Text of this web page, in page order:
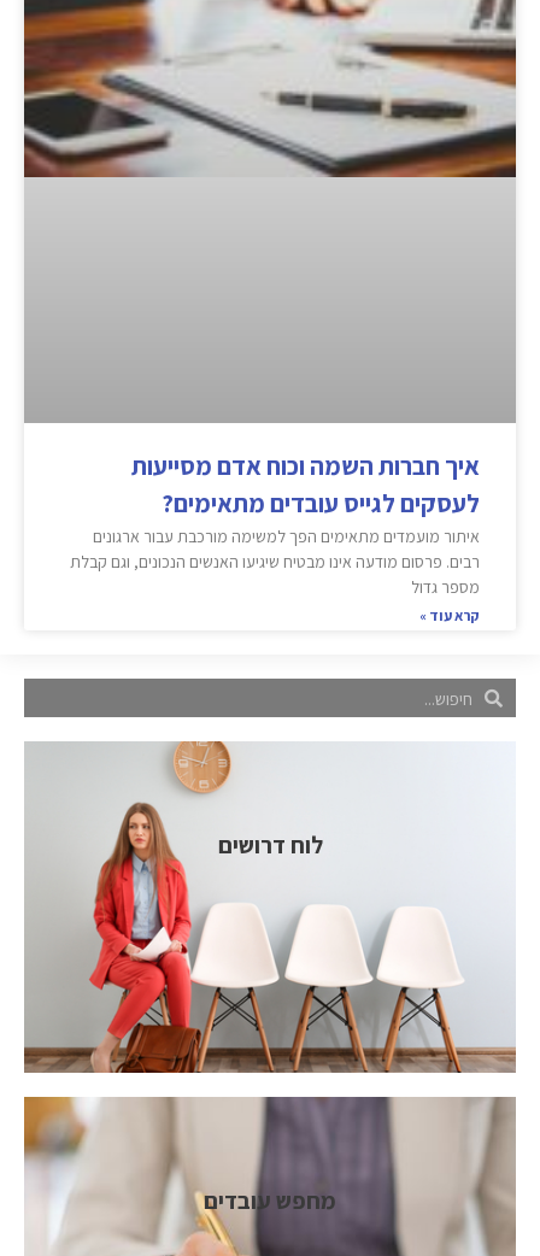
איך חברות השמה וכוח אדם מסייעות
לעסקים לגייס עובדים מתאימים?
איתור מועמדים מתאימים הפך למשימה מורכבת עבור ארגונים
רבים. פרסום מודעה אינו מבטיח שיגיעו האנשים הנכונים, וגם קבלת
מספר גדול
קרא עוד »
לוח דרושים
מחפש עובדים